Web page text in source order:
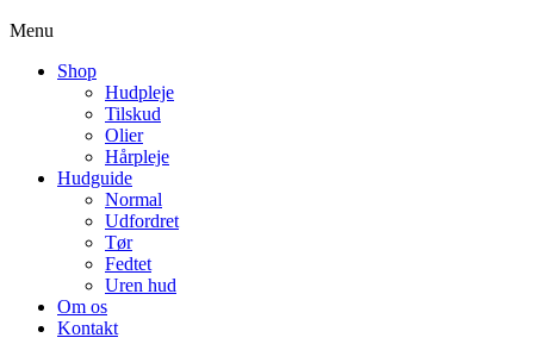
Menu
Shop
Hudpleje
Tilskud
Olier
Hårpleje
Hudguide
Normal
Udfordret
Tør
Fedtet
Uren hud
Om os
Kontakt